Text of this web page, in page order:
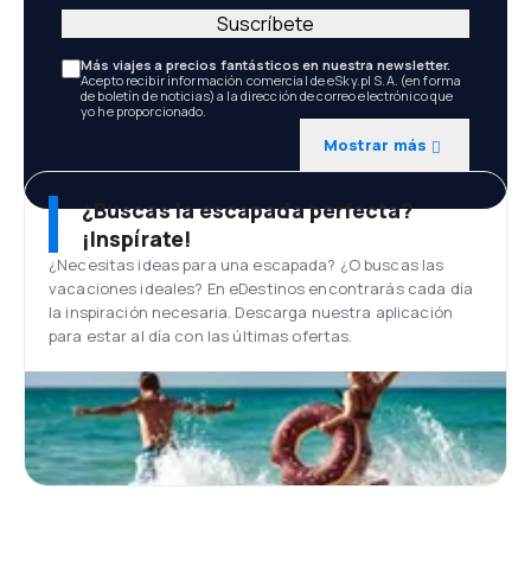
Más viajes a precios fantásticos en nuestra newsletter.
Acepto recibir información comercial de eSky.pl S.A. (en forma
de boletín de noticias) a la dirección de correo electrónico que
yo he proporcionado.
Mostrar más
Suscríbete
¿Buscas la escapada perfecta?
¡Inspírate!
¿Necesitas ideas para una escapada? ¿O buscas las
vacaciones ideales? En eDestinos encontrarás cada día
la inspiración necesaria. Descarga nuestra aplicación
para estar al día con las últimas ofertas.